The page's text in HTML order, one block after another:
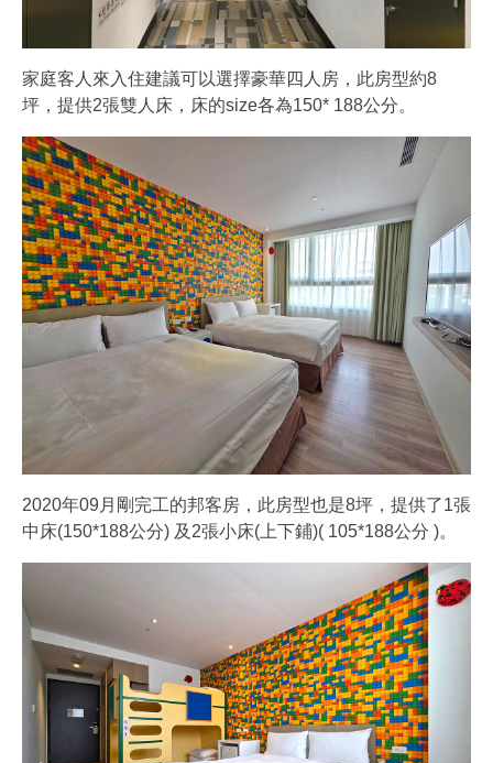
家庭客人來入住建議可以選擇豪華四人房，此房型約8
坪，提供2張雙人床，床的size各為150* 188公分。
2020年09月剛完工的邦客房，此房型也是8坪，提供了1張
中床(150*188公分) 及2張小床(上下鋪)( 105*188公分 )。